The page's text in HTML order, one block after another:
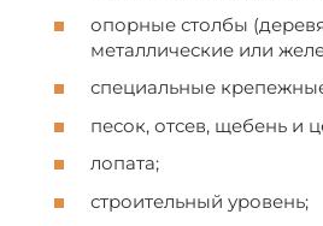
опорные столбы
металлические или
специальные
песок, отсев, щебень и
лопата;
строительный уровень;